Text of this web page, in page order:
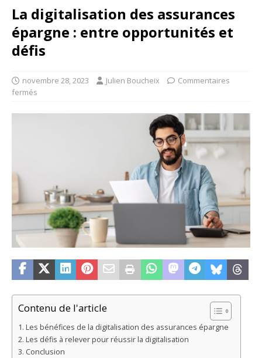
La digitalisation des assurances
épargne : entre opportunités et
défis
novembre 28, 2023 Julien Boucheix
Commentaires
fermés
Contenu de l'article
Les bénéfices de la digitalisation des assurances épargne
Les défis à relever pour réussir la digitalisation
Conclusion